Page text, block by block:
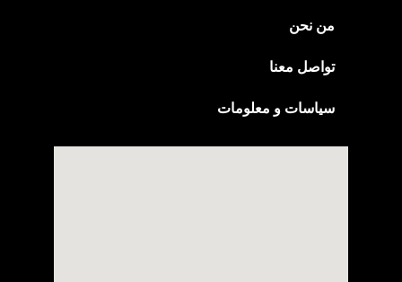
من نحن
تواصل معنا
سياسات و معلومات